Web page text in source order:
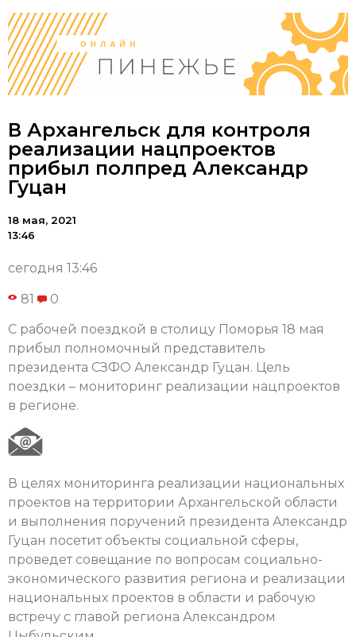
В Архангельск для контроля
реализации нацпроектов
прибыл полпред Александр
Гуцан
18 мая, 2021
13:46
сегодня 13:46
81 0
С рабочей поездкой в столицу Поморья 18 мая
прибыл полномочный представитель
президента СЗФО Александр Гуцан. Цель
поездки – мониторинг реализации нацпроектов
в регионе.
В целях мониторинга реализации национальных
проектов на территории Архангельской области
и выполнения поручений президента Александр
Гуцан посетит объекты социальной сферы,
проведет совещание по вопросам социально-
экономического развития региона и реализации
национальных проектов в области и рабочую
встречу с главой региона Александром